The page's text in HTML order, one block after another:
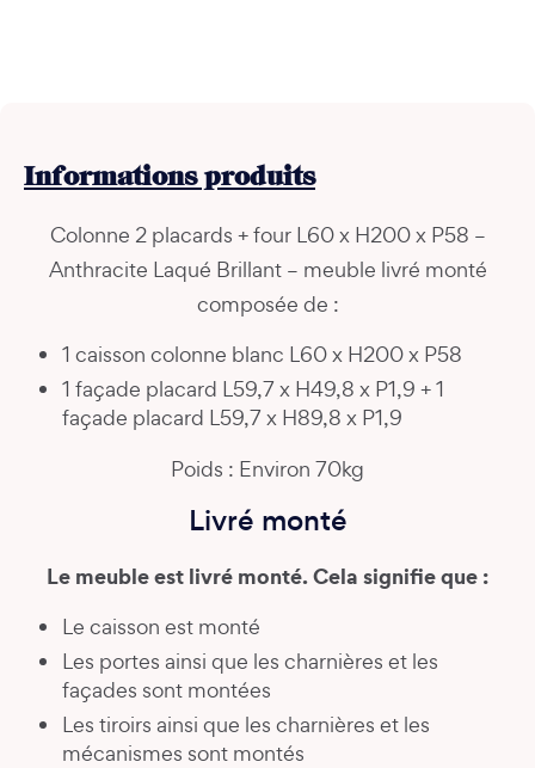
Informationsproduits
Colonne 2 placards + four L60 x H200 x P58 –
Anthracite Laqué Brillant – meuble livré monté
composée de :
1 caisson colonne blanc L60 x H200 x P58
1 façade placard L59,7 x H49,8 x P1,9 + 1
façade placard L59,7 x H89,8 x P1,9
Poids : Environ 70kg
Livré monté
Le meuble est livré monté. Cela signifie que :
Le caisson est monté
Les portes ainsi que les charnières et les
façades sont montées
Les tiroirs ainsi que les charnières et les
mécanismes sont montés